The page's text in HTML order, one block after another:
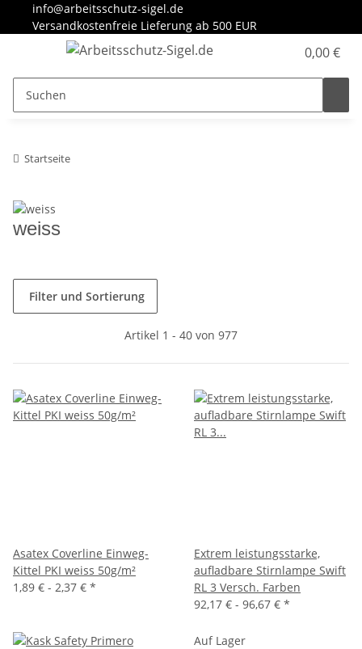
info@arbeitsschutz-sigel.de
Versandkostenfreie Lieferung ab 500 EUR
0,00 €
Startseite
weiss
Filter und Sortierung
Artikel 1 - 40 von 977
Asatex Coverline Einweg-
Kittel PKI weiss 50g/m²
1,89 € - 2,37 € *
Extrem leistungsstarke,
aufladbare Stirnlampe Swift
RL 3 Versch. Farben
92,17 € - 96,67 € *
Auf Lager